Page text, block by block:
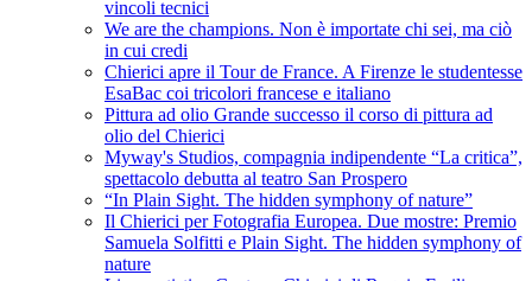
vincoli tecnici
We are the champions. Non è importate chi sei, ma ciò
in cui credi
Chierici apre il Tour de France. A Firenze le studentesse
EsaBac coi tricolori francese e italiano
Pittura ad olio Grande successo il corso di pittura ad
olio del Chierici
Myway's Studios, compagnia indipendente “La critica”,
spettacolo debutta al teatro San Prospero
“In Plain Sight. The hidden symphony of nature”
Il Chierici per Fotografia Europea. Due mostre: Premio
Samuela Solfitti e Plain Sight. The hidden symphony of
nature